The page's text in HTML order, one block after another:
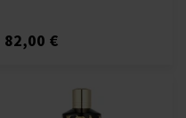
82,00 €